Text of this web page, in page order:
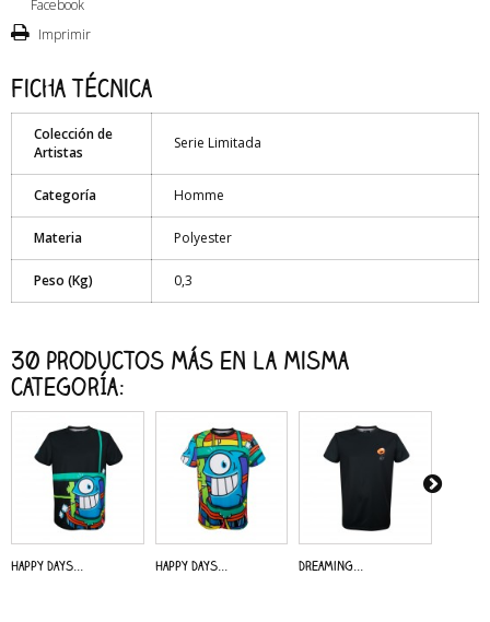
Facebook
Imprimir
Ficha técnica
Colección de
Artistas
Serie Limitada
Categoría Homme
Materia Polyester
Peso (Kg) 0,3
30 productos más en la misma
categoría:
Happy Days... Happy Days... Dreaming...